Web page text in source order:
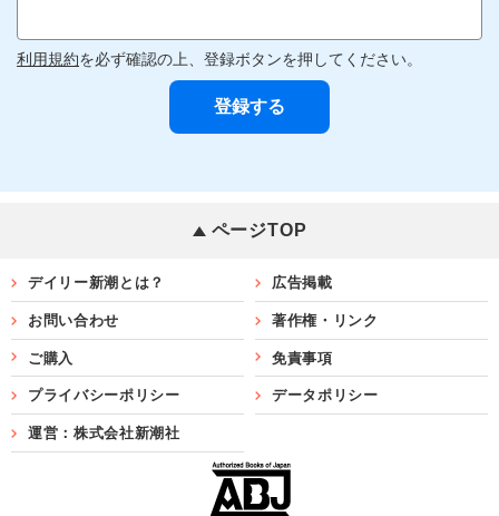
利用規約を必ず確認の上、登録ボタンを押してください。
ページTOP
デイリー新潮とは？ 広告掲載
お問い合わせ 著作権・リンク
ご購入 免責事項
プライバシーポリシー データポリシー
運営：株式会社新潮社